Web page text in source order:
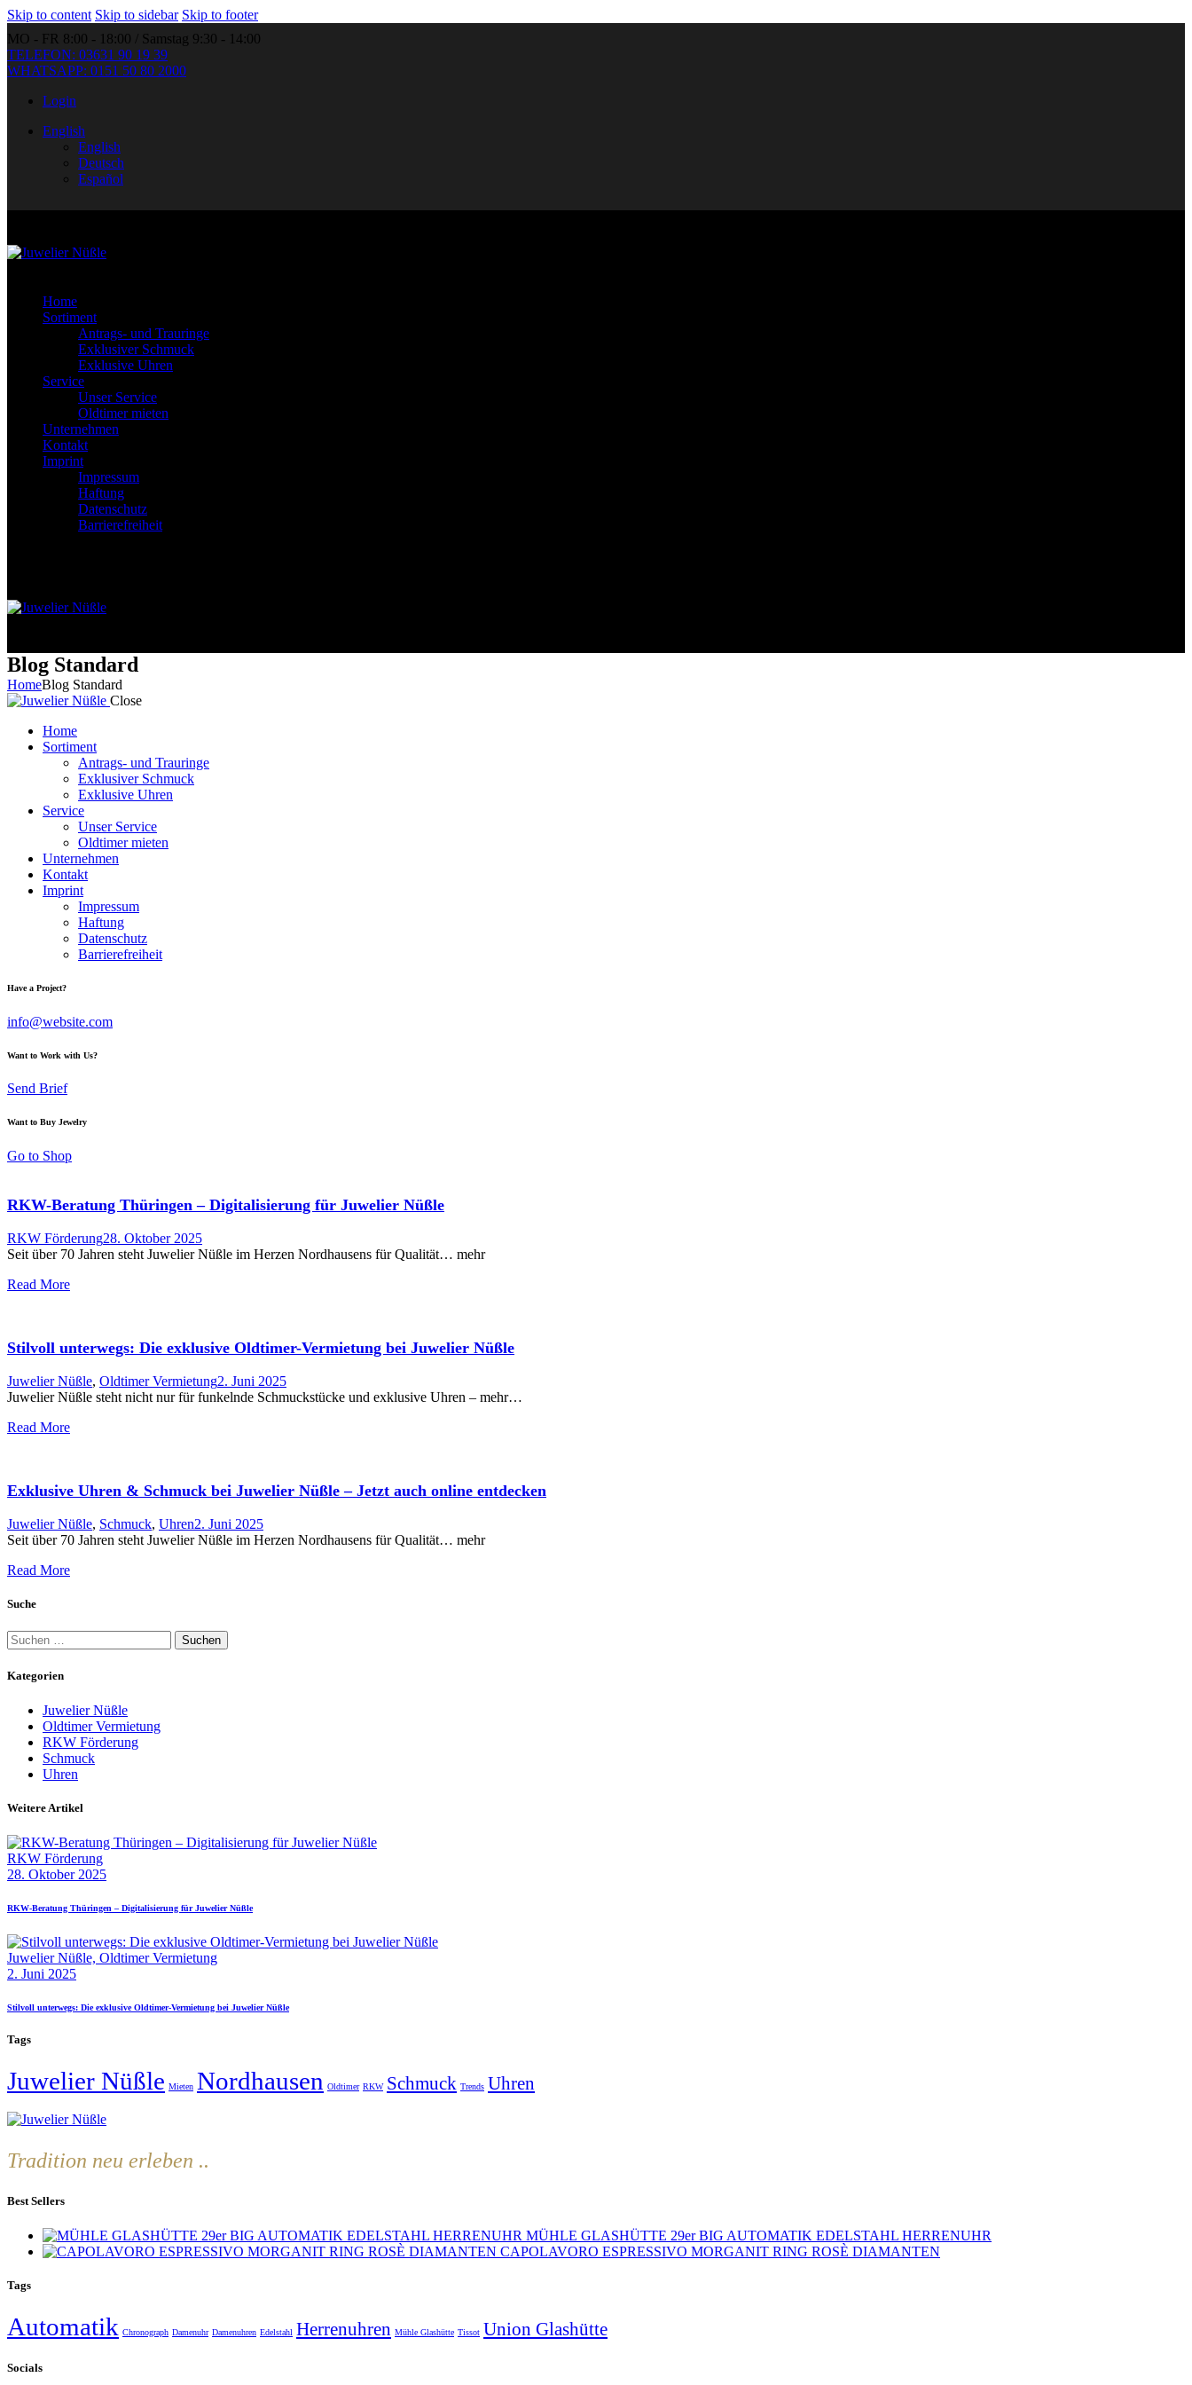
Skip to content Skip to sidebar Skip to footer
MO - FR 8:00 - 18:00 / Samstag 9:30 - 14:00
TELEFON: 03631 90 19 39
WHATSAPP: 0151 50 80 2000
Login
English
English
Deutsch
Español
Home
Sortiment
Antrags- und Trauringe
Exklusiver Schmuck
Exklusive Uhren
Service
Unser Service
Oldtimer mieten
Unternehmen
Kontakt
Imprint
Impressum
Haftung
Datenschutz
Barrierefreiheit
Blog Standard
HomeBlog Standard
Close
Home
Sortiment
Antrags- und Trauringe
Exklusiver Schmuck
Exklusive Uhren
Service
Unser Service
Oldtimer mieten
Unternehmen
Kontakt
Imprint
Impressum
Haftung
Datenschutz
Barrierefreiheit
Have a Project?
info@website.com
Want to Work with Us?
Send Brief
Want to Buy Jewelry
Go to Shop
RKW-Beratung Thüringen – Digitalisierung für Juwelier Nüßle
RKW Förderung28. Oktober 2025
Seit über 70 Jahren steht Juwelier Nüßle im Herzen Nordhausens für Qualität… mehr
Read More
Stilvoll unterwegs: Die exklusive Oldtimer-Vermietung bei Juwelier Nüßle
Juwelier Nüßle, Oldtimer Vermietung2. Juni 2025
Juwelier Nüßle steht nicht nur für funkelnde Schmuckstücke und exklusive Uhren – mehr…
Read More
Exklusive Uhren & Schmuck bei Juwelier Nüßle – Jetzt auch online entdecken
Juwelier Nüßle, Schmuck, Uhren2. Juni 2025
Seit über 70 Jahren steht Juwelier Nüßle im Herzen Nordhausens für Qualität… mehr
Read More
Suche
Suchen
nach:
Kategorien
Juwelier Nüßle
Oldtimer Vermietung
RKW Förderung
Schmuck
Uhren
Weitere Artikel
RKW Förderung
28. Oktober 2025
RKW-Beratung Thüringen – Digitalisierung für Juwelier Nüßle
Juwelier Nüßle, Oldtimer Vermietung
2. Juni 2025
Stilvoll unterwegs: Die exklusive Oldtimer-Vermietung bei Juwelier Nüßle
Tags
Juwelier Nüßle Mieten Nordhausen Oldtimer RKW Schmuck Trends Uhren
Tradition neu erleben ..
Best Sellers
MÜHLE GLASHÜTTE 29er BIG AUTOMATIK EDELSTAHL HERRENUHR
CAPOLAVORO ESPRESSIVO MORGANIT RING ROSÈ DIAMANTEN
Tags
Automatik Chronograph Damenuhr Damenuhren Edelstahl Herrenuhren Mühle Glashütte Tissot Union Glashütte
Socials